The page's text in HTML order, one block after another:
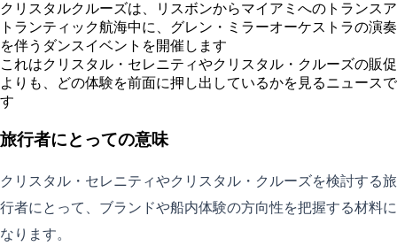
クリスタルクルーズは、リスボンからマイアミへのトランスア
トランティック航海中に、グレン・ミラーオーケストラの演奏
を伴うダンスイベントを開催します
これはクリスタル・セレニティやクリスタル・クルーズの販促
よりも、どの体験を前面に押し出しているかを見るニュースで
す
旅行者にとっての意味
クリスタル・セレニティやクリスタル・クルーズを検討する旅
行者にとって、ブランドや船内体験の方向性を把握する材料に
なります。